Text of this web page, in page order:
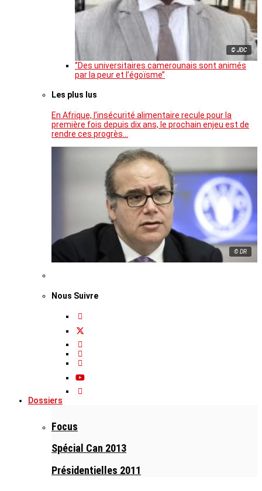
© JDC
‘’Des universitaires camerounais sont animés
par la peur et l’égoïsme’’
Les plus lus
En Afrique, l’insécurité alimentaire recule pour la
première fois depuis dix ans, le prochain enjeu est de
rendre ces progrès…
© DR
Nous Suivre
Dossiers
Focus
Spécial Can 2013
Présidentielles 2011